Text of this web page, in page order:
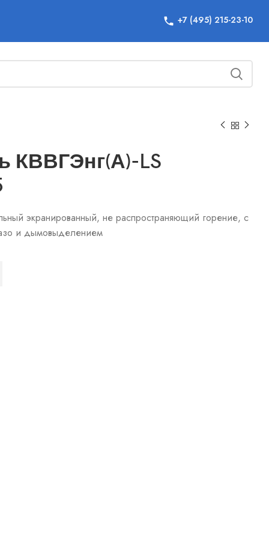
+7 (495) 215-23-10
КВВГЭнг(А)-LS
экранированный, не распространяющий горение, с
и дымовыделением